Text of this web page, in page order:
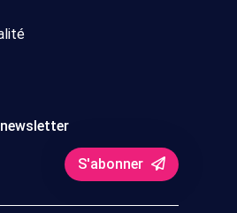
S'abonner